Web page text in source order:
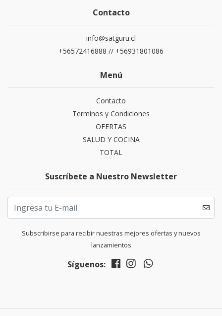
Contacto
info@satguru.cl
+56572416888 // +56931801086
Menú
Contacto
Terminos y Condiciones
OFERTAS
SALUD Y COCINA
TOTAL
Suscríbete a Nuestro Newsletter
Subscribirse para recibir nuestras mejores ofertas y nuevos
lanzamientos
Síguenos: